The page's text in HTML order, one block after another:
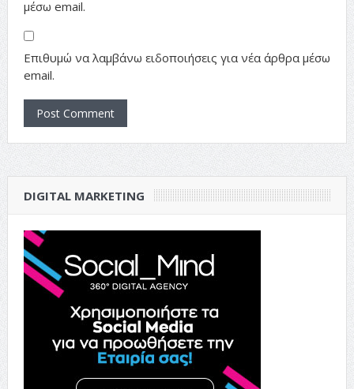
μέσω email.
Επιθυμώ να λαμβάνω ειδοποιήσεις για νέα άρθρα μέσω
email.
DIGITAL MARKETING